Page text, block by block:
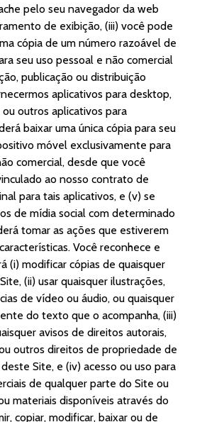
pelo seu navegador da web
de exibição, (iii) você pode
cópia de um número razoável de
seu uso pessoal e não comercial
publicação ou distribuição
aplicativos para desktop,
outros aplicativos para
baixar uma única cópia para seu
móvel exclusivamente para
comercial, desde que você
ao nosso contrato de
para tais aplicativos, e (v) se
de mídia social com determinado
tomar as ações que estiverem
Você reconhece e
(i) modificar cópias de quaisquer
(ii) usar quaisquer ilustrações,
de vídeo ou áudio, ou quaisquer
do texto que o acompanha, (iii)
avisos de direitos autorais,
outros direitos de propriedade de
Site, e (iv) acesso ou uso para
de qualquer parte do Site ou
materiais disponíveis através do
copiar, modificar, baixar ou de